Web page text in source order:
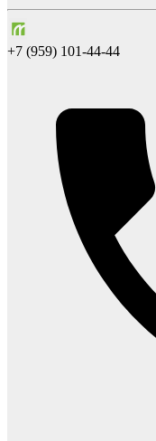
+7 (959) 101-44-44